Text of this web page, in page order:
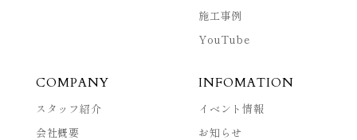
施工事例
YouTube
COMPANY
スタッフ紹介
会社概要
INFOMATION
イベント情報
お知らせ